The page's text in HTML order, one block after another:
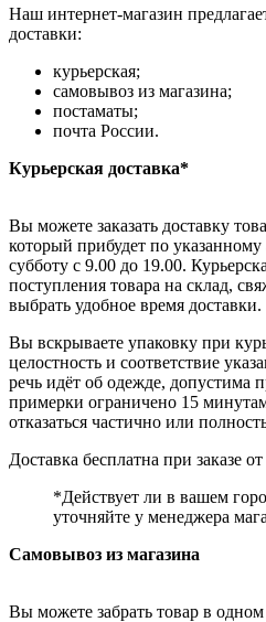
Наш интернет-магазин
доставки:
курьерская;
самовывоз из магазина;
постаматы;
почта России.
Курьерская доставка*
Вы можете заказать доставку
который прибудет по
субботу с 9.00 до 19.00.
поступления товара на склад,
выбрать удобное время
Вы вскрываете упаковку при
целостность и соответствие
речь идёт об одежде, допустима
примерки ограничено 15
отказаться частично или
Доставка бесплатна при заказе
*Действует ли в вашем
уточняйте у менеджера
Самовывоз из магазина
Вы можете забрать товар в одном